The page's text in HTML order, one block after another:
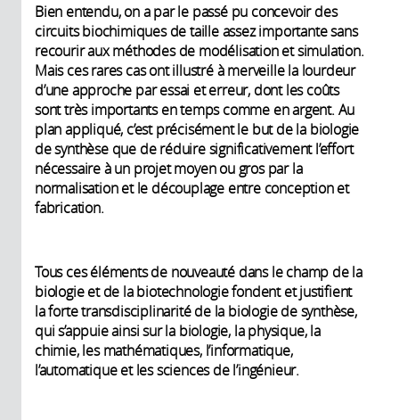
Bien entendu, on a par le passé pu concevoir des
circuits biochimiques de taille assez importante sans
recourir aux méthodes de modélisation et simulation.
Mais ces rares cas ont illustré à merveille la lourdeur
d’une approche par essai et erreur, dont les coûts
sont très importants en temps comme en argent. Au
plan appliqué, c’est précisément le but de la biologie
de synthèse que de réduire significativement l’effort
nécessaire à un projet moyen ou gros par la
normalisation et le découplage entre conception et
fabrication.
Tous ces éléments de nouveauté dans le champ de la
biologie et de la biotechnologie fondent et justifient
la forte transdisciplinarité de la biologie de synthèse,
qui s’appuie ainsi sur la biologie, la physique, la
chimie, les mathématiques, l’informatique,
l’automatique et les sciences de l’ingénieur.